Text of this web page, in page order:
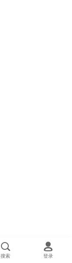
搜索 登录